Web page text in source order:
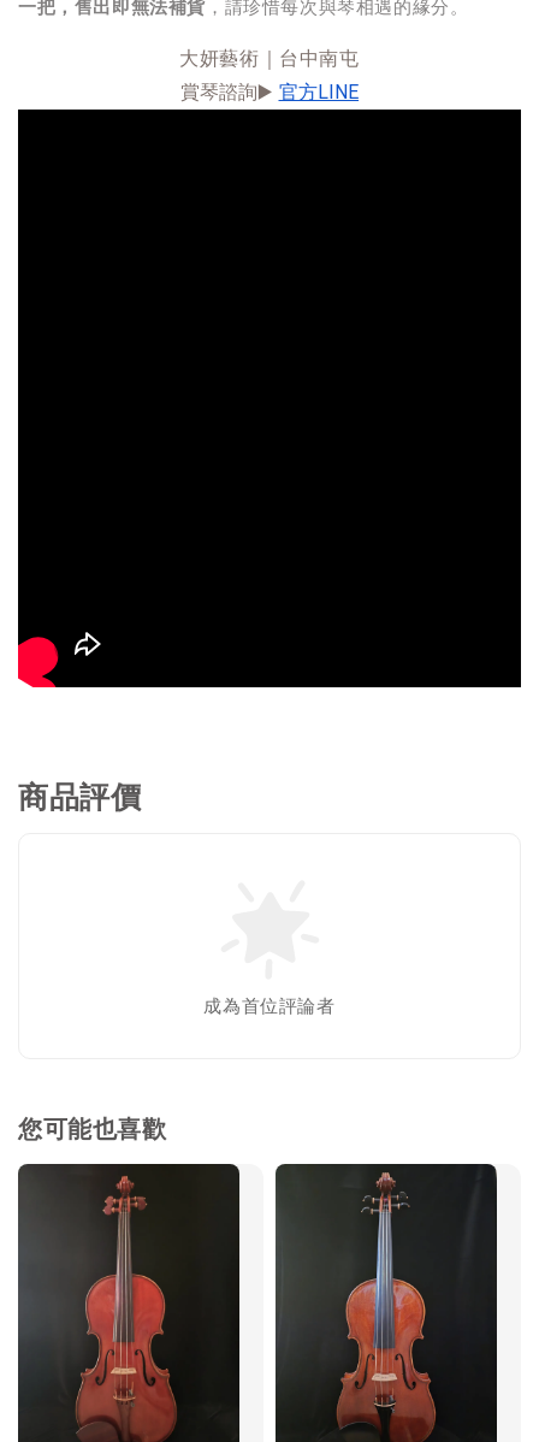
一把，售出即無法補貨 ，請珍惜每次與琴相遇的緣分。
大妍藝術｜台中南屯
賞琴諮詢▶️ 官方LINE
商品評價
成為首位評論者
您可能也喜歡